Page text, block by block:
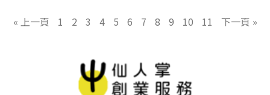
« 上一頁 1 2 3 4 5 6 7 8 9 10 11 下一頁 »